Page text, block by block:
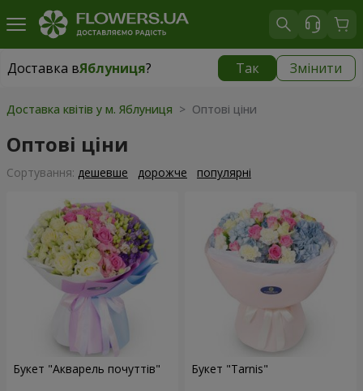
Доставка вЯблуниця? Так Змінити
Доставка вЯблуниця|
Доставка квітів у м. Яблуниця > Оптові ціни
Оптові ціни
Сортування: дешевше дорожче популярні
Букет "Акварель почуттів" Букет "Tarnis"